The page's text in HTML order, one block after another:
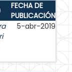
FECHA DE
PUBLICACIÓN
5-abr-2019